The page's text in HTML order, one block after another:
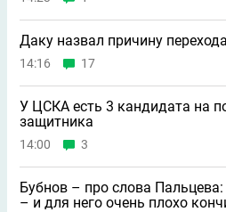
Даку назвал причину
14:16 17
У ЦСКА есть 3 кандидата на
защитника
14:00 3
Бубнов – про слова
– и для него очень плохо